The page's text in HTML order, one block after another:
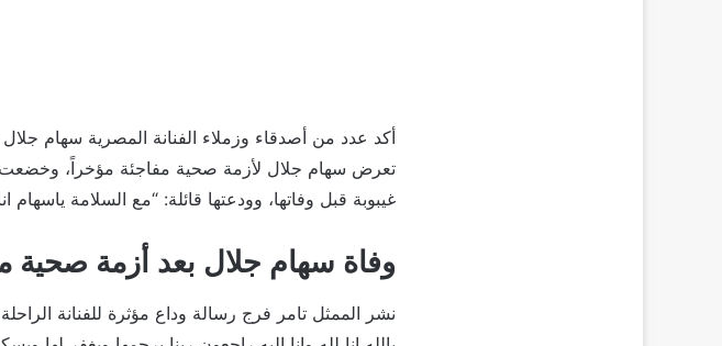
أكد عدد من أصدقاء وزملاء الفنانة المصرية سهام
تعرض سهام جلال لأزمة صحية مفاجئة مؤخراً، وخضعت
غيبوبة قبل وفاتها، وودعتها قائلة: “مع السلامة ياسهام
وفاة سهام جلال بعد أزمة صحية
نشر الممثل تامر فرج رسالة وداع مؤثرة للفنانة